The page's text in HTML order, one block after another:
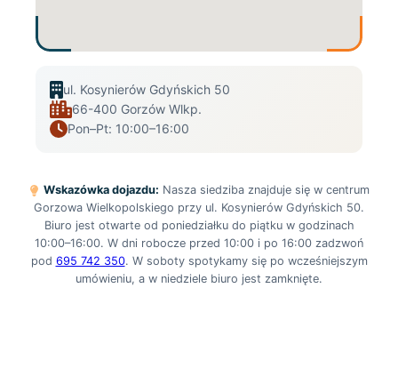
ul. Kosynierów Gdyńskich 50
66-400 Gorzów Wlkp.
Pon–Pt: 10:00–16:00
Wskazówka dojazdu: Nasza siedziba znajduje się w centrum
Gorzowa Wielkopolskiego przy ul. Kosynierów Gdyńskich 50.
Biuro jest otwarte od poniedziałku do piątku w godzinach
10:00–16:00. W dni robocze przed 10:00 i po 16:00 zadzwoń
pod 695 742 350. W soboty spotykamy się po wcześniejszym
umówieniu, a w niedziele biuro jest zamknięte.